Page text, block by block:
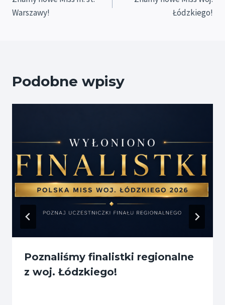
wpisu
Warszawy!
Łódzkiego!
Podobne wpisy
Poznaliśmy finalistki regionalne
z woj. Łódzkiego!